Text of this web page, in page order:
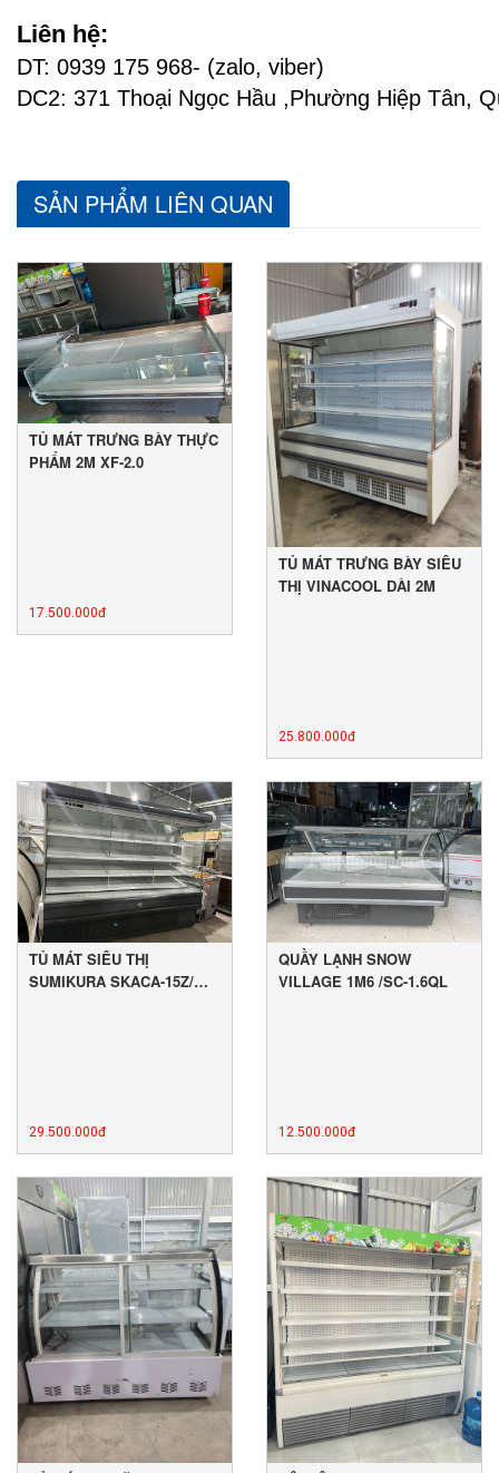
Liên hệ:
DT: 0939 175 968- (zalo, viber)
DC2: 371 Thoại Ngọc Hầu ,Phường Hiệp Tân,
SẢN PHẨM LIÊN QUAN
TỦ MÁT TRƯNG BÀY THỰC
PHẨM 2M XF-2.0
17.500.000đ
TỦ MÁT TRƯNG BÀY SIÊU
THỊ VINACOOL DÀI 2M
25.800.000đ
TỦ MÁT SIÊU THỊ
SUMIKURA SKACA-15Z/
29.500.000đ
QUẦY LẠNH SNOW
VILLAGE 1M6 /SC-1.6QL
12.500.000đ